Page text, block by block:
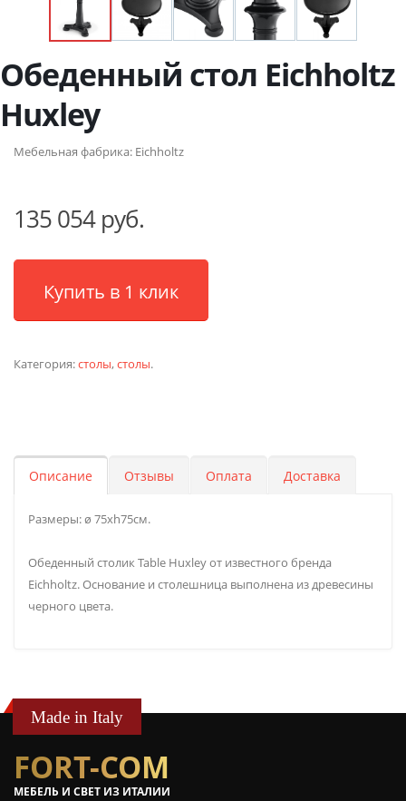
Обеденный стол Eichholtz
Huxley
Мебельная фабрика: Eichholtz
135 054 руб.
Купить в 1 клик
Категория:столы,столы.
Описание Отзывы Оплата Доставка
Размеры: ø 75хh75см.
Обеденный столик Table Huxley от известного бренда
Eichholtz. Основание и столешница выполнена из древесины
черного цвета.
Made in Italy
FORT-COM
МЕБЕЛЬ И СВЕТ ИЗ ИТАЛИИ